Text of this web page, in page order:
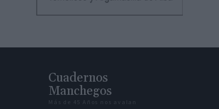
Cuadernos
Manchegos
Más de 45 Años nos avalan